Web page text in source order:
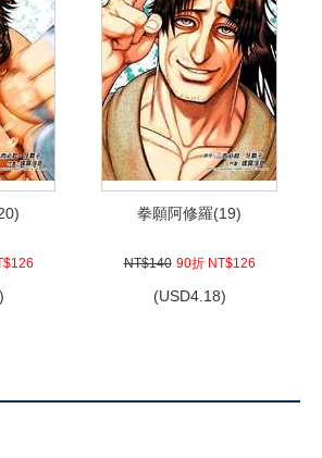
拳願阿修羅(19)
NT$140 90折 NT$126
(USD4.18)